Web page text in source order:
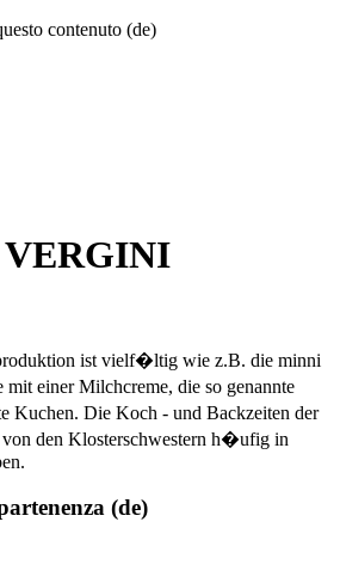
contenuto (de)
ist vielf�ltig wie z.B. die minni
einer Milchcreme, die so genannte
Kuchen. Die Koch - und Backzeiten der
von den Klosterschwestern h�ufig in
(de)